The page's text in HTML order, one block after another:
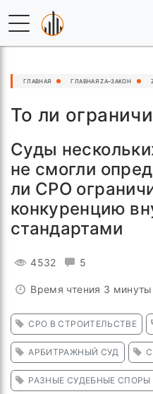
ГЛАВНАЯ ГЛАВНАЯ ZA–ЗАКОН
То ли
Суды
не смогли
ли СРО
конкуренцию
стандартами
4532 5
Время чтения 3 минуты
СРО В СТРОИТЕЛЬСТВЕ
АРБИТРАЖНЫЙ СУД
РАЗНЫЕ СУДЕБНЫЕ СПОРЫ